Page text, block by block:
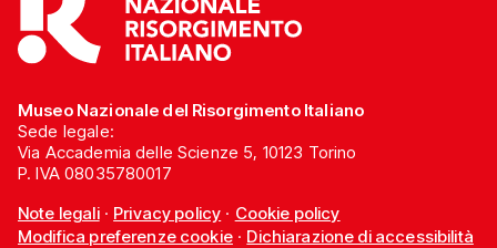
Museo Nazionale del Risorgimento Italiano
Sede legale:
Via Accademia delle Scienze 5, 10123 Torino
P. IVA 08035780017
Note legali· Privacy policy · Cookie policy
Modifica preferenze cookie· Dichiarazione di accessibilità